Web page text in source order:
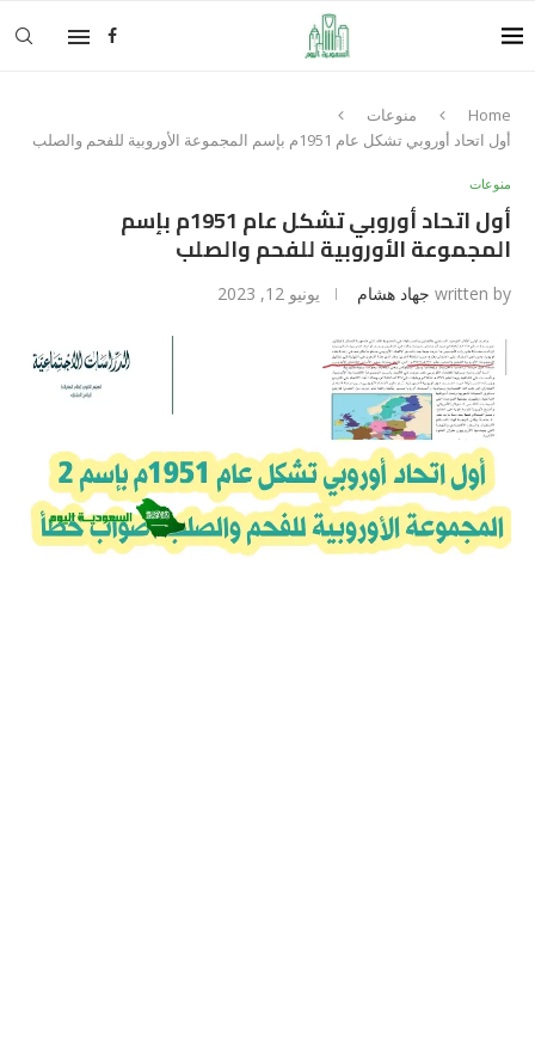
Home
منوعات
أول اتحاد أوروبي تشكل عام 1951م بإسم المجموعة الأوروبية للفحم والصلب
منوعات
أول اتحاد أوروبي تشكل عام 1951م بإسم
المجموعة الأوروبية للفحم والصلب
written by جهاد هشام يونيو 12, 2023